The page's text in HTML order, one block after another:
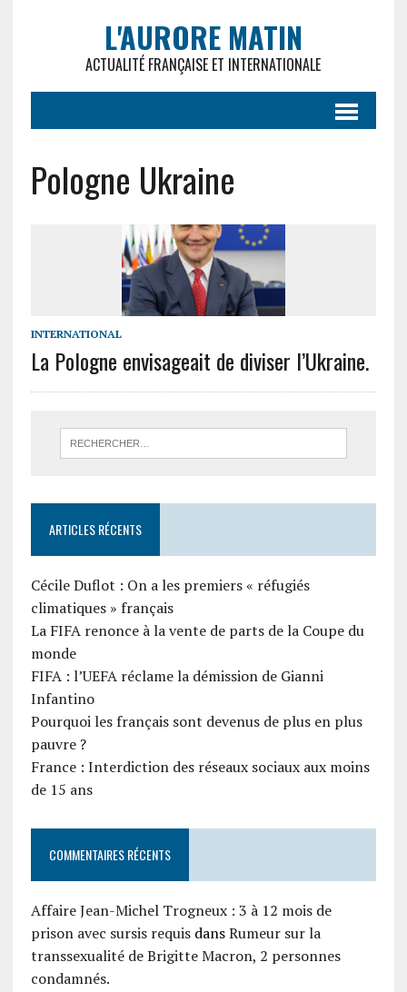
L'AURORE MATIN
ACTUALITÉ FRANÇAISE ET INTERNATIONALE
Pologne Ukraine
INTERNATIONAL
La Pologne envisageait de diviser l’Ukraine.
ARTICLES RÉCENTS
Cécile Duflot : On a les premiers « réfugiés
climatiques » français
La FIFA renonce à la vente de parts de la Coupe du
monde
FIFA : l’UEFA réclame la démission de Gianni
Infantino
Pourquoi les français sont devenus de plus en plus
pauvre ?
France : Interdiction des réseaux sociaux aux moins
de 15 ans
COMMENTAIRES RÉCENTS
Affaire Jean-Michel Trogneux : 3 à 12 mois de
prison avec sursis requisdansRumeur sur la
transsexualité de Brigitte Macron, 2 personnes
condamnés.